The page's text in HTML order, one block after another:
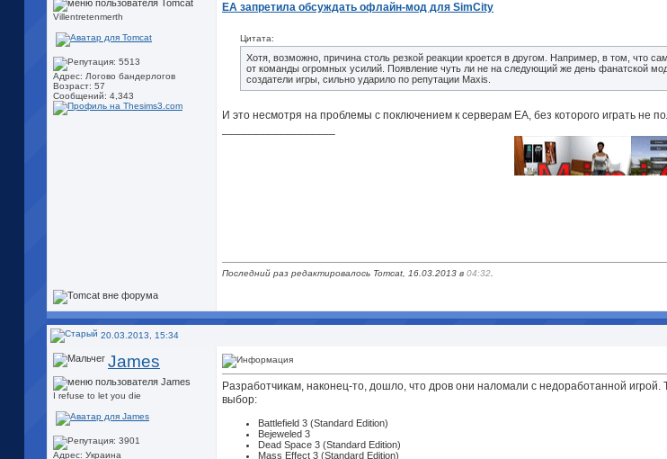
Villentretenmerth
Адрес: Логово бандерлогов
Возраст: 57
Сообщений: 4,343
EA запретила обсуждать офлайн-мод для SimCity
Цитата:
Хотя, возможно, причина столь резкой реакции кроется в другом. Например, в том, что
от команды огромных усилий. Появление чуть ли не на следующий же день фанатской
создатели игры, сильно ударило по репутации Maxis.
И это несмотря на проблемы с поключением к серверам ЕА, без которого играть не
Последний раз редактировалось Tomcat, 16.03.2013 в 04:32
20.03.2013, 15:34
James
I refuse to let you die
Адрес: Украина
Разработчикам, наконец-то, дошло, что дров они наломали с недоработанной игрой.
выбор:
Battlefield 3 (Standard Edition)
Bejeweled 3
Dead Space 3 (Standard Edition)
Mass Effect 3 (Standard Edition)